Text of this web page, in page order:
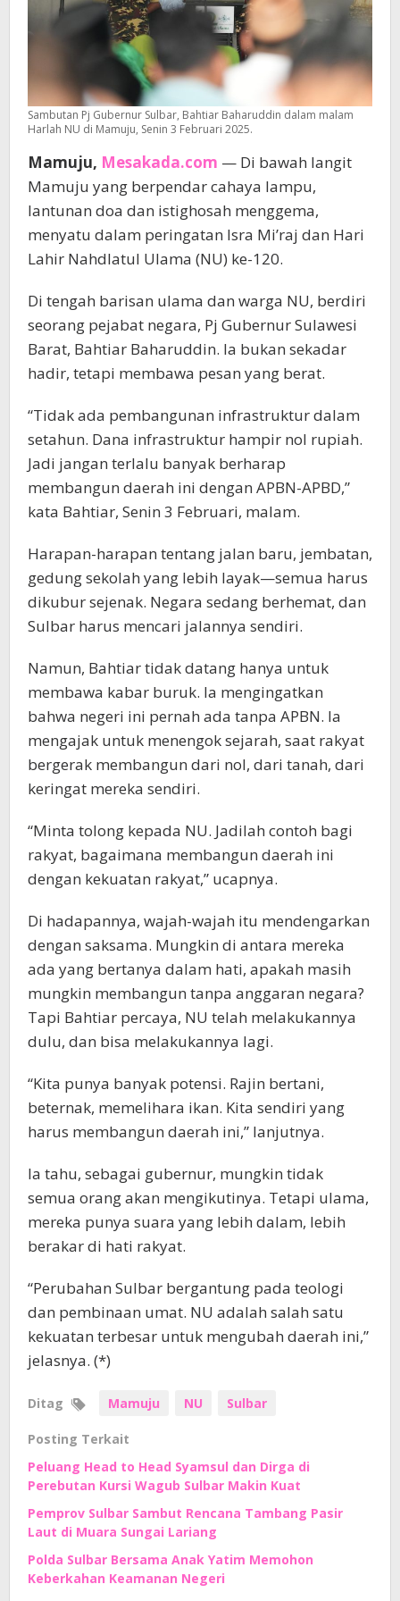
Sambutan Pj Gubernur Sulbar, Bahtiar Baharuddin dalam malam
Harlah NU di Mamuju, Senin 3 Februari 2025.
Mamuju, Mesakada.com — Di bawah langit
Mamuju yang berpendar cahaya lampu,
lantunan doa dan istighosah menggema,
menyatu dalam peringatan Isra Mi’raj dan Hari
Lahir Nahdlatul Ulama (NU) ke-120.
Di tengah barisan ulama dan warga NU, berdiri
seorang pejabat negara, Pj Gubernur Sulawesi
Barat, Bahtiar Baharuddin. Ia bukan sekadar
hadir, tetapi membawa pesan yang berat.
“Tidak ada pembangunan infrastruktur dalam
setahun. Dana infrastruktur hampir nol rupiah.
Jadi jangan terlalu banyak berharap
membangun daerah ini dengan APBN-APBD,”
kata Bahtiar, Senin 3 Februari, malam.
Harapan-harapan tentang jalan baru, jembatan,
gedung sekolah yang lebih layak—semua harus
dikubur sejenak. Negara sedang berhemat, dan
Sulbar harus mencari jalannya sendiri.
Namun, Bahtiar tidak datang hanya untuk
membawa kabar buruk. Ia mengingatkan
bahwa negeri ini pernah ada tanpa APBN. Ia
mengajak untuk menengok sejarah, saat rakyat
bergerak membangun dari nol, dari tanah, dari
keringat mereka sendiri.
“Minta tolong kepada NU. Jadilah contoh bagi
rakyat, bagaimana membangun daerah ini
dengan kekuatan rakyat,” ucapnya.
Di hadapannya, wajah-wajah itu mendengarkan
dengan saksama. Mungkin di antara mereka
ada yang bertanya dalam hati, apakah masih
mungkin membangun tanpa anggaran negara?
Tapi Bahtiar percaya, NU telah melakukannya
dulu, dan bisa melakukannya lagi.
“Kita punya banyak potensi. Rajin bertani,
beternak, memelihara ikan. Kita sendiri yang
harus membangun daerah ini,” lanjutnya.
Ia tahu, sebagai gubernur, mungkin tidak
semua orang akan mengikutinya. Tetapi ulama,
mereka punya suara yang lebih dalam, lebih
berakar di hati rakyat.
“Perubahan Sulbar bergantung pada teologi
dan pembinaan umat. NU adalah salah satu
kekuatan terbesar untuk mengubah daerah ini,”
jelasnya. (*)
Ditag Mamuju NU Sulbar
Posting Terkait
Peluang Head to Head Syamsul dan Dirga di
Perebutan Kursi Wagub Sulbar Makin Kuat
Pemprov Sulbar Sambut Rencana Tambang Pasir
Laut di Muara Sungai Lariang
Polda Sulbar Bersama Anak Yatim Memohon
Keberkahan Keamanan Negeri